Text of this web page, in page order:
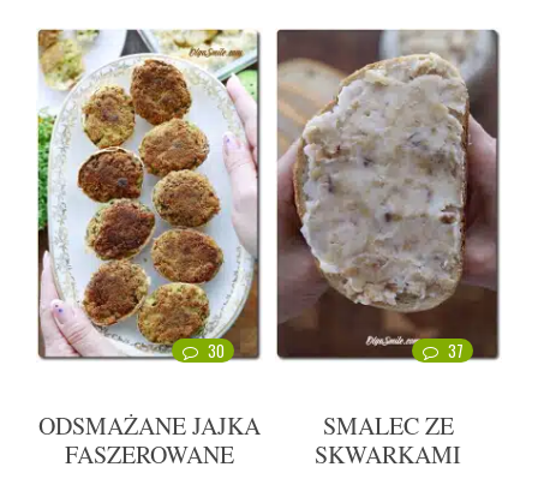
30
ODSMAŻANE JAJKA
FASZEROWANE
37
SMALEC ZE
SKWARKAMI